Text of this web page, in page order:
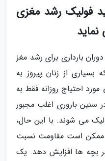
فولیک رشد مغزی
بارداری برای رشد مغز
از زنان پیروز به
احتیاج روزانه فقط به
سنین باروری اغلب مجبور
می شوند. با این حال،
ممکن است مقاومت نسبت
بچه ها افزایش دهد. یک